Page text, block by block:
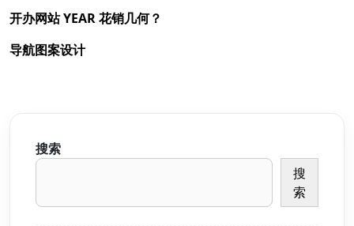
开办网站 YEAR 花销几何？
导航图案设计
搜索
搜
索